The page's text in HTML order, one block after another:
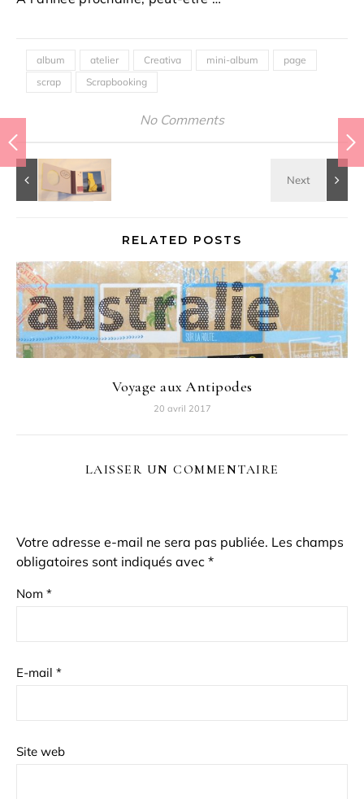
album atelier Creativa mini-album
page
scrap
Scrapbooking
No Comments
RELATED POSTS
Voyage aux Antipodes
20 avril 2017
LAISSER UN COMMENTAIRE
Votre adresse e-mail ne sera pas publiée. Les champs
obligatoires sont indiqués avec *
Nom *
E-mail *
Site web